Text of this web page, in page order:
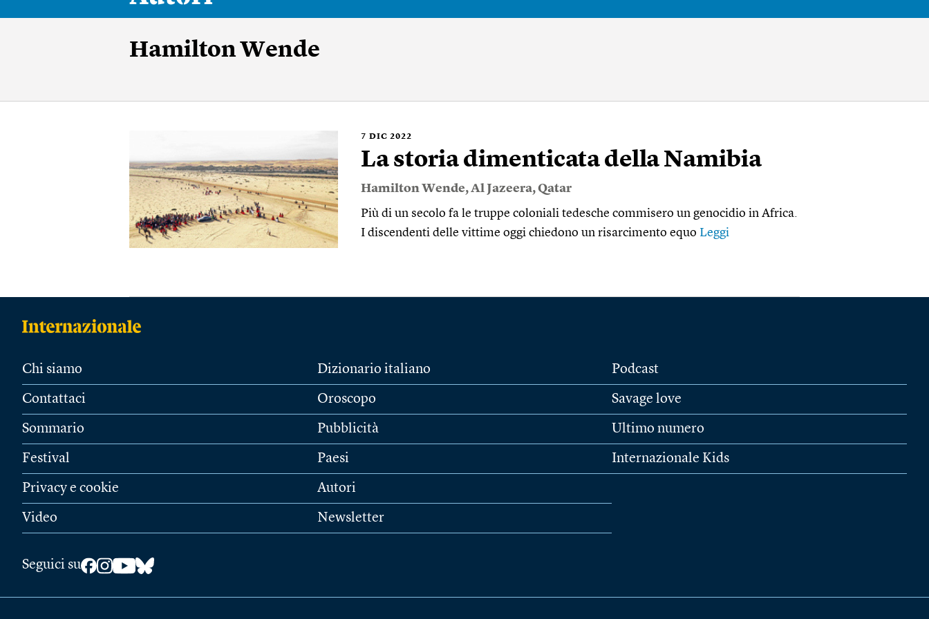
Hamilton Wende
7 DIC 2022
La storia dimenticata della Namibia
Hamilton Wende,Al Jazeera,Qatar
Più di un secolo fa le truppe coloniali tedesche commisero un genocidio in Africa.
I discendenti delle vittime oggi chiedono un risarcimento equo Leggi
Chi siamo
Contattaci
Sommario
Festival
Privacy e cookie
Video
Dizionario italiano
Oroscopo
Pubblicità
Paesi
Autori
Newsletter
Podcast
Savage love
Ultimo numero
Internazionale Kids
Seguici su